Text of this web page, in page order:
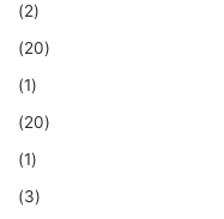
(2)
(20)
(1)
(20)
(1)
(3)